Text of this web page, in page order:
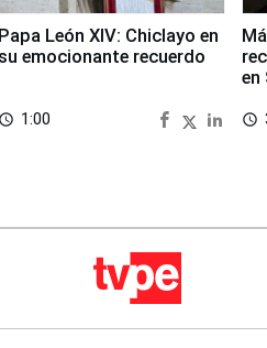
Papa León XIV: Chiclayo en
su emocionante recuerdo
access_time 1:00
en
access_time